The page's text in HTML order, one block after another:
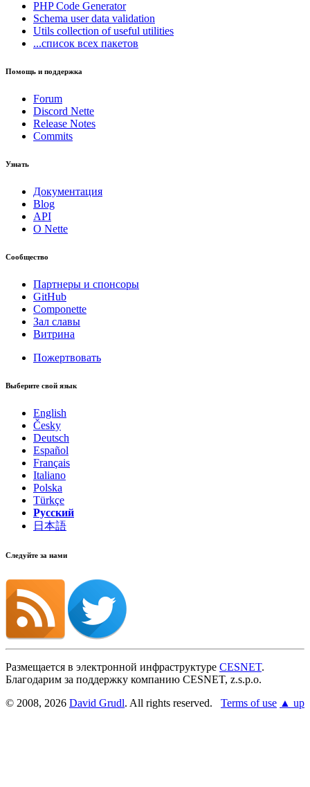
PHP Code Generator
Schema user data validation
Utils collection of useful utilities
...список всех пакетов
Помощь и поддержка
Forum
Discord Nette
Release Notes
Commits
Узнать
Документация
Blog
API
О Nette
Сообщество
Партнеры и спонсоры
GitHub
Componette
Зал славы
Витрина
Пожертвовать
Выберите свой язык
English
Česky
Deutsch
Español
Français
Italiano
Polska
Türkçe
Русский
日本語
Следуйте за нами
Размещается в электронной инфраструктуре CESNET.
Благодарим за поддержку компанию CESNET, z.s.p.o.
© 2008, 2026 David Grudl. All rights reserved. Terms of use ▲ up